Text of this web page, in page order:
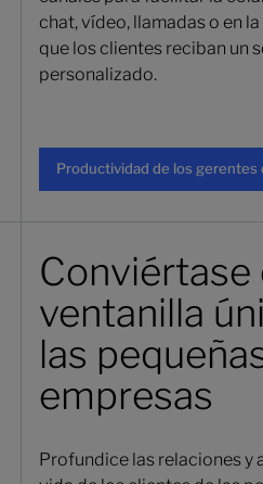
chat, vídeo, llamadas o en
que los clientes reciban un
personalizado.
Productividad de los gerentes
Conviértase
ventanilla
las
empresas
Profundice las relaciones y